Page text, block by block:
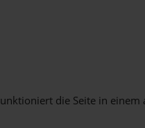
die Seite in